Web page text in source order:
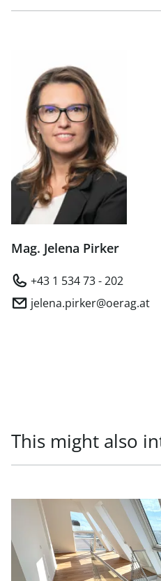
Mag. Jelena Pirker
+43 1 534 73 - 202
jelena.pirker@oerag.at
This might also
link to page